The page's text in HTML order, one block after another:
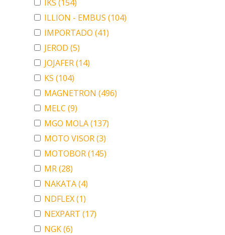
IKS (154)
ILLION - EMBUS (104)
IMPORTADO (41)
JEROD (5)
JOJAFER(14)
KS (104)
MAGNETRON (496)
MELC (9)
MGO MOLA(137)
MOTO VISOR(3)
MOTOBOR(145)
MR(28)
NAKATA(4)
NDFLEX(1)
NEXPART (17)
NGK(6)